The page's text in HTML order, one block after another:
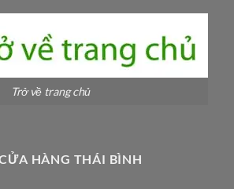
Trở về trang chủ
HÀNG THÁI BÌNH